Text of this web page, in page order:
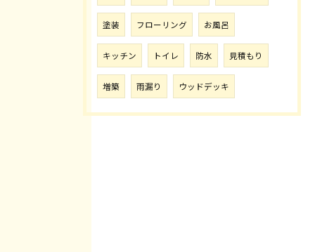
塗装 フローリング お風呂
キッチン トイレ 防水 見積もり
増築 雨漏り ウッドデッキ